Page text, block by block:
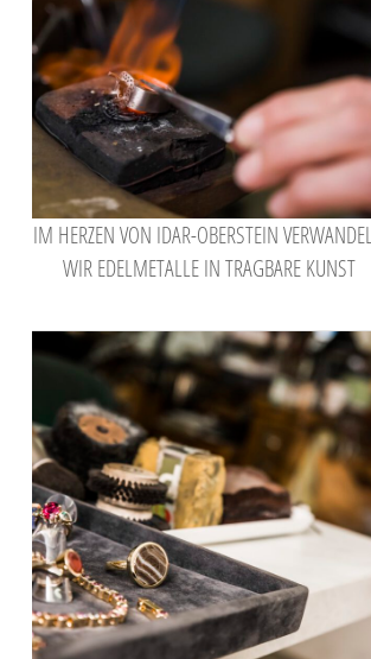
IM HERZEN VON IDAR-OBERSTEIN
WIR EDELMETALLE IN TRAGBARE KUNST